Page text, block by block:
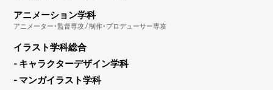
アニメーション学科
アニメーター・監督専攻 / 制作・プロデューサー専攻
イラスト学科総合
- キャラクターデザイン学科
- マンガイラスト学科